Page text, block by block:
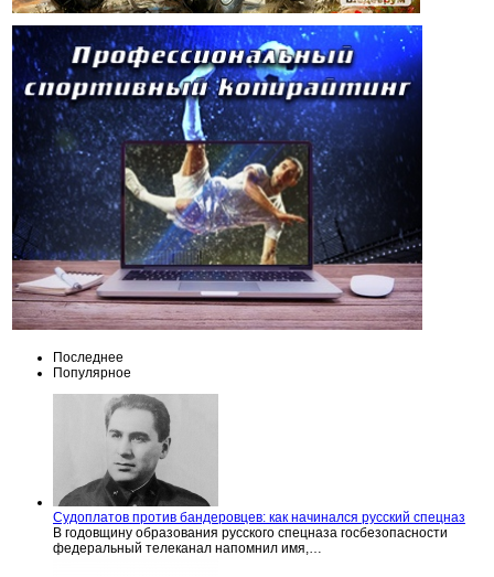
Последнее
Популярное
Судоплатов против бандеровцев: как начинался русский спецназ
В годовщину образования русского спецназа госбезопасности
федеральный телеканал напомнил имя,…